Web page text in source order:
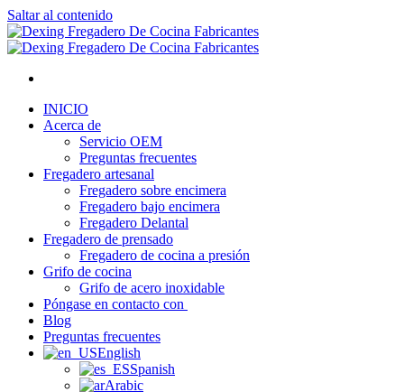
Saltar al contenido
INICIO
Acerca de
Servicio OEM
Preguntas frecuentes
Fregadero artesanal
Fregadero sobre encimera
Fregadero bajo encimera
Fregadero Delantal
Fregadero de prensado
Fregadero de cocina a presión
Grifo de cocina
Grifo de acero inoxidable
Póngase en contacto con
Blog
Preguntas frecuentes
English
Spanish
Arabic